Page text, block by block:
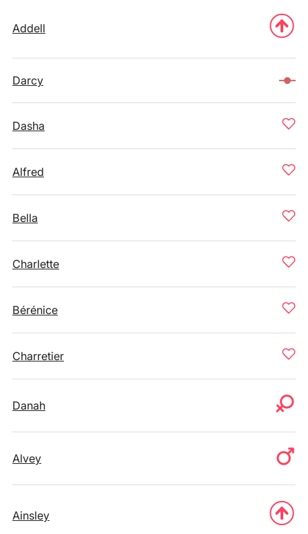
Addell
Darcy
Dasha
Alfred
Bella
Charlette
Bérénice
Charretier
Danah
Alvey
Ainsley